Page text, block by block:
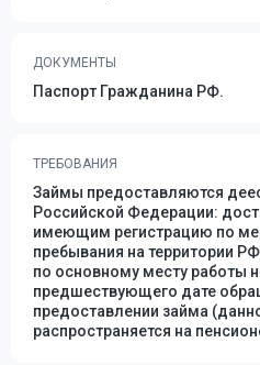
ДОКУМЕНТЫ
Паспорт Гражданина РФ.
ТРЕБОВАНИЯ
Займы предоставляются
Российской Федерации:
имеющим регистрацию по
пребывания на территории
по основному месту работы
предшествующего дате
предоставлении займа
распространяется на